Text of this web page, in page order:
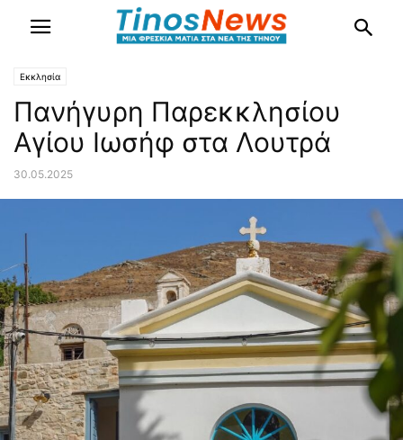
Εκκλησία
Πανήγυρη Παρεκκλησίου
Αγίου Ιωσήφ στα Λουτρά
30.05.2025